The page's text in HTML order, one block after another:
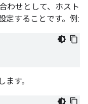
わせとして、ホスト
定することです。例:
す。